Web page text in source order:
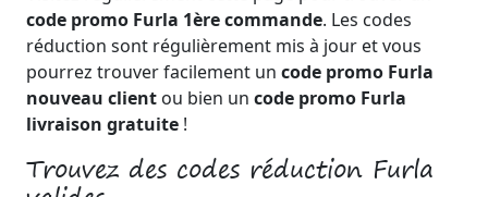
code promo Furla 1ère commande. Les codes
réduction sont régulièrement mis à jour et vous
pourrez trouver facilement un code promo Furla
nouveau client ou bien un code promo Furla
livraison gratuite !
Trouvez des codes réduction Furla